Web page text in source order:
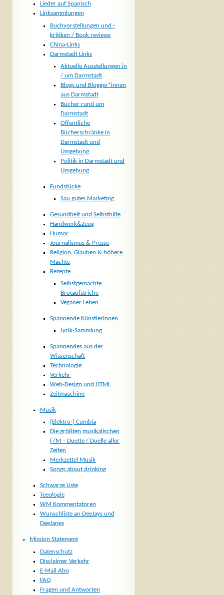
Lieder auf Spanisch
Linksammlungen
Buchvorstellungen und -
kritiken / Book reviews
China-Links
Darmstadt Links
Aktuelle Ausstellungen in
/ um Darmstadt
Blogs und Blogger*innen
aus Darmstadt
Bücher rund um
Darmstadt
Öffentliche
Bücherschränke in
Darmstadt und
Umgebung
Politik in Darmstadt und
Umgebung
Fundstücke
Sau gutes Marketing
Gesundheit und Selbsthilfe
Handwerk&Zeug
Humor
Journalismus & Presse
Religion, Glauben & höhere
Mächte
Rezepte
Selbstgemachte
Brotaufstriche
Veganer Leben
Spannende KünstlerInnen
Lyrik-Sammlung
Spannendes aus der
Wissenschaft
Technologie
Verkehr
Web-Design und HTML
Zeitmaschine
Musik
(Elektro-) Cumbia
Die größten musikalischen
F/M – Duette / Duelle aller
Zeiten
Merkzettel Musik
Songs about drinking
Schwarze Liste
Teeologie
WM Kommentatoren
Wunschliste an DeeJays und
DeeJanes
Mission Statement
Datenschutz
Disclaimer Verkehr
E-Mail Abo
FAQ
Fragen und Antworten